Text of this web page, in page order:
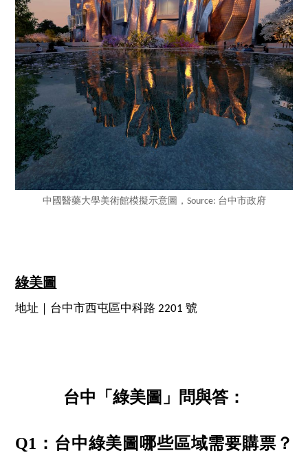
中國醫藥大學美術館模擬示意圖，Source: 台中市政府
綠美圖
地址｜台中市西屯區中科路 2201 號
台中「綠美圖」問與答：
Q1：台中綠美圖哪些區域需要購票？